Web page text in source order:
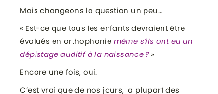
Mais changeons la question un peu…
« Est-ce que tous les enfants devraient être
évalués en orthophonie même s’ils ont eu un
dépistage auditif à la naissance ?»
Encore une fois, oui.
C’est vrai que de nos jours, la plupart des